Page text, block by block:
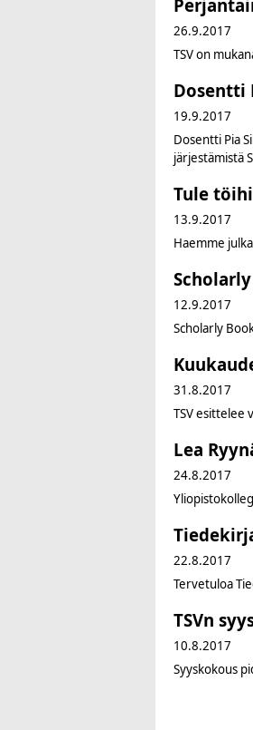
26.9.2017
TSV on
Dosentti
19.9.2017
Dosentti Pia
järjestämistä
Tule
13.9.2017
Haemme
12.9.2017
Scholarly
31.8.2017
TSV esittelee
Lea
24.8.2017
22.8.2017
Tervetuloa
TSVn
10.8.2017
Syyskokous